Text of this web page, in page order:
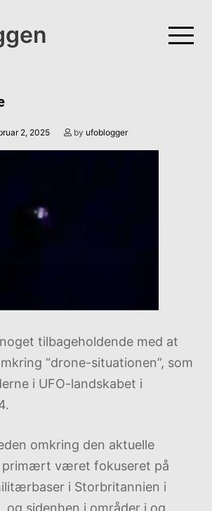
2, 2025 by ufoblogger
tilbageholdende med at
“drone-situationen”, som
i UFO-landskabet i
omkring den aktuelle
primært været fokuseret på
i Storbritannien i
og sidenhen i områder i og